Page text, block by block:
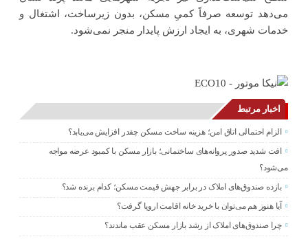
می‌دهد توسعه صرفاً کمیِ مسکن، بدون زیرساخت، اشتغال و
خدمات شهری، به ایجاد ارزش پایدار منجر نمی‌شود.
اخبار مرتبط
الزام احتمالی اتاق امن؛ هزینه ساخت مسکن چقدر افزایش می‌یابد؟
افت شدید صدور پروانه‌های ساختمانی؛ بازار مسکن با کمبود عرضه مواجه
می‌شود؟
بازده صندوق‌های املاک در برابر جهش قیمت مسکن؛ کدام برنده شد؟
آیا هنوز هم می‌توان با خرید خانه اقامت اروپا گرفت؟
چرا صندوق‌های املاک از رشد بازار مسکن عقب ماندند؟